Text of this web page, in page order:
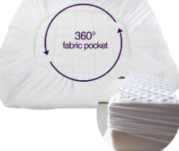
Reißverschluss